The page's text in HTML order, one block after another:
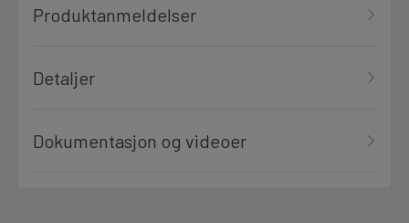
Produktanmeldelser
Detaljer
Dokumentasjon og videoer